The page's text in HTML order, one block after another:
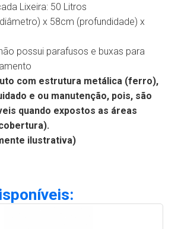
Lixeira: 50 Litros
x 58cm (profundidade) x
possui parafusos e buxas para
com estrutura metálica (ferro),
e ou manutenção, pois, são
quando expostos as áreas
ilustrativa)